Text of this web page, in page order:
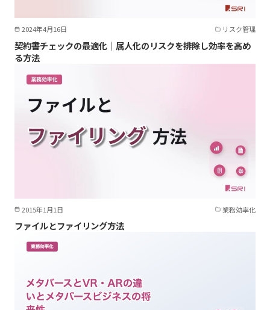
2024年4月16日 リスク管理
契約書チェックの最適化｜属人化のリスクを排除し効率を高め
る方法
2015年1月1日 業務効率化
ファイルとファイリング方法